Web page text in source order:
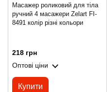
Масажер роликовий для тіла
ручний 4 масажери Zelart FI-
8491 колір різні кольори
218 грн
Оптові ціни
Купити